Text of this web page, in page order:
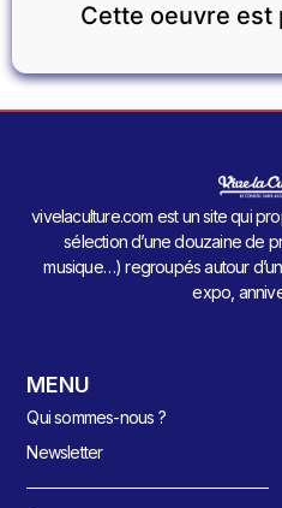
Cette oeuvre est
vivelaculture.com est un site qui
sélection d’une douzaine de
musique…) regroupés autour
expo,
MENU
Qui sommes-nous ?
Newsletter